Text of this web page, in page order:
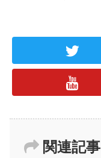
関連記事